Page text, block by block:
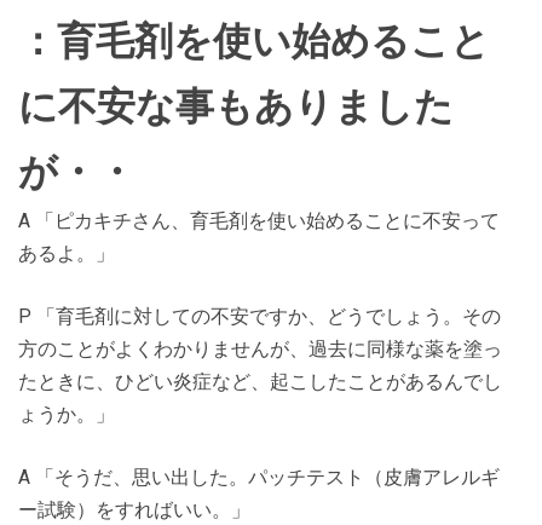
：育毛剤を使い始めること
に不安な事もありました
が・・
A 「ピカキチさん、育毛剤を使い始めることに不安って
あるよ。」
P 「育毛剤に対しての不安ですか、どうでしょう。その
方のことがよくわかりませんが、過去に同様な薬を塗っ
たときに、ひどい炎症など、起こしたことがあるんでし
ょうか。」
A 「そうだ、思い出した。パッチテスト（皮膚アレルギ
ー試験）をすればいい。」